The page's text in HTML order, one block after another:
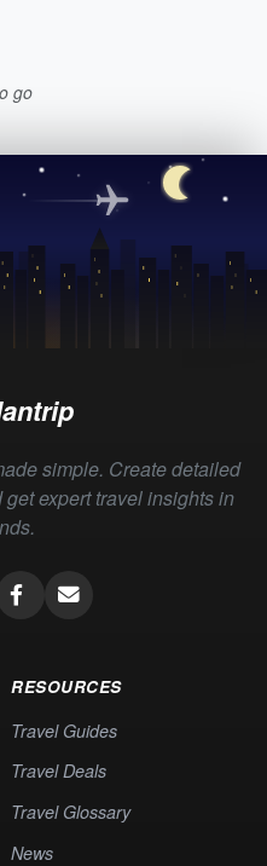
go
simple. Create detailed
expert travel insights in
RESOURCES
Travel Guides
Travel Deals
Travel Glossary
News